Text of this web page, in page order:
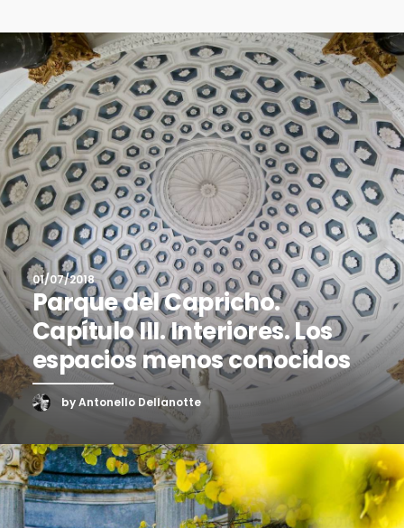
01/07/2018
Parque del Capricho.
Capítulo III. Interiores. Los
espacios menos conocidos
by Antonello Dellanotte